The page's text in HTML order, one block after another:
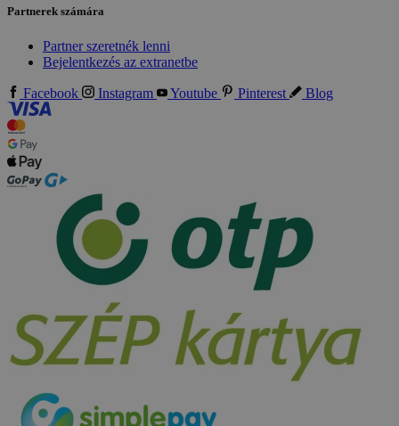
Partnerek számára
Partner szeretnék lenni
Bejelentkezés az extranetbe
Facebook Instagram Youtube Pinterest Blog